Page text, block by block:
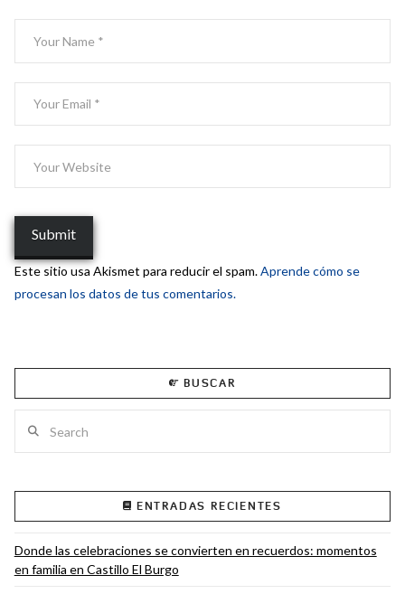
Este sitio usa Akismet para reducir el spam.Aprende cómo se
procesan los datos de tus comentarios.
BUSCAR
ENTRADAS RECIENTES
Donde las celebraciones se convierten en recuerdos: momentos
en familia en Castillo El Burgo